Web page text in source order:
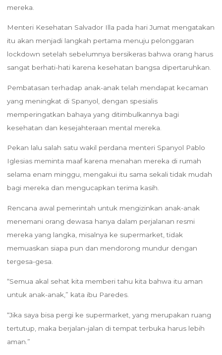
mereka.
Menteri Kesehatan Salvador Illa pada hari Jumat mengatakan
itu akan menjadi langkah pertama menuju pelonggaran
lockdown setelah sebelumnya bersikeras bahwa orang harus
sangat berhati-hati karena kesehatan bangsa dipertaruhkan.
Pembatasan terhadap anak-anak telah mendapat kecaman
yang meningkat di Spanyol, dengan spesialis
memperingatkan bahaya yang ditimbulkannya bagi
kesehatan dan kesejahteraan mental mereka.
Pekan lalu salah satu wakil perdana menteri Spanyol Pablo
Iglesias meminta maaf karena menahan mereka di rumah
selama enam minggu, mengakui itu sama sekali tidak mudah
bagi mereka dan mengucapkan terima kasih.
Rencana awal pemerintah untuk mengizinkan anak-anak
menemani orang dewasa hanya dalam perjalanan resmi
mereka yang langka, misalnya ke supermarket, tidak
memuaskan siapa pun dan mendorong mundur dengan
tergesa-gesa.
“Semua akal sehat kita memberi tahu kita bahwa itu aman
untuk anak-anak,” kata ibu Paredes.
“Jika saya bisa pergi ke supermarket, yang merupakan ruang
tertutup, maka berjalan-jalan di tempat terbuka harus lebih
aman.”